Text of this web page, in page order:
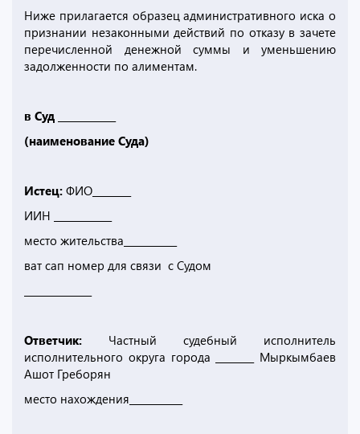
Ниже прилагается образец административного иска о
признании незаконными действий по отказу в зачете
перечисленной денежной суммы и уменьшению
задолженности по алиментам.
в Суд ____________
(наименование Суда)
Истец: ФИО________
ИИН ____________
место жительства___________
ват сап номер для связи с Судом
Ответчик: Частный судебный исполнитель
исполнительного округа города ________ Мыркымбаев
Ашот Греборян
место нахождения___________